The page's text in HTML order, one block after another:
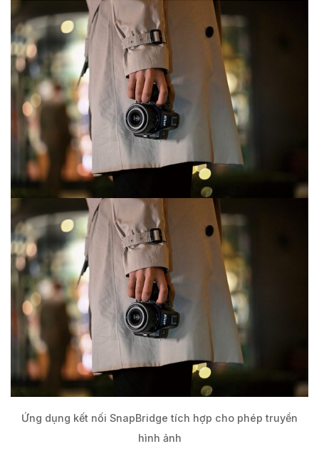
Ứng dụng kết nối SnapBridge tích hợp cho phép truyền
hình ảnh